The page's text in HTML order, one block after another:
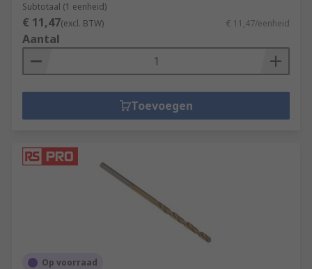
Subtotaal (1 eenheid)
€ 11,47(excl. BTW) € 11,47/eenheid
Aantal
Toevoegen
Op voorraad